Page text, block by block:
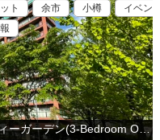
ト 余市 小樽
イベン
物件情報 中古マンション ベイシティーガーデン(3-Bedroom Ocean View Condo in Otaru is for Sale)